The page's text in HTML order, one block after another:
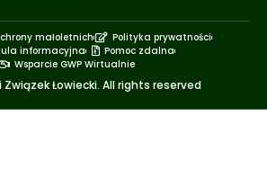
Związek Łowiecki. All rights reserved
małoletnich
Polityka prywatności
informacyjna
Pomoc zdalna
Wsparcie GWP Wirtualnie